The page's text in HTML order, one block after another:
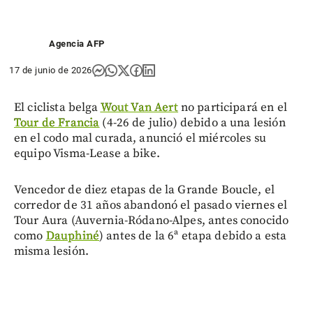
Agencia AFP
17 de junio de 2026
El ciclista belgaWout Van Aertno participará en el
Tour de Francia (4-26 de julio) debido a una lesión
en el codo mal curada, anunció el miércoles su
equipo Visma-Lease a bike.
Vencedor de diez etapas de la Grande Boucle, el
corredor de 31 años abandonó el pasado viernes el
Tour Aura (Auvernia-Ródano-Alpes, antes conocido
como Dauphiné) antes de la 6ª etapa debido a esta
misma lesión.